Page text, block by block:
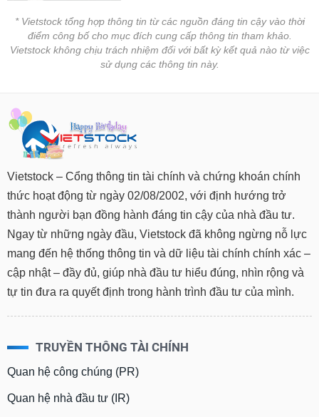
* Vietstock tổng hợp thông tin từ các nguồn đáng tin cậy vào thời
điểm công bố cho mục đích cung cấp thông tin tham khảo.
Vietstock không chịu trách nhiệm đối với bất kỳ kết quả nào từ việc
sử dụng các thông tin này.
Vietstock – Cổng thông tin tài chính và chứng khoán chính
thức hoạt động từ ngày 02/08/2002, với định hướng trở
thành người bạn đồng hành đáng tin cậy của nhà đầu tư.
Ngay từ những ngày đầu, Vietstock đã không ngừng nỗ lực
mang đến hệ thống thông tin và dữ liệu tài chính chính xác –
cập nhật – đầy đủ, giúp nhà đầu tư hiểu đúng, nhìn rộng và
tự tin đưa ra quyết định trong hành trình đầu tư của mình.
TRUYỀN THÔNG TÀI CHÍNH
Quan hệ công chúng (PR)
Quan hệ nhà đầu tư (IR)